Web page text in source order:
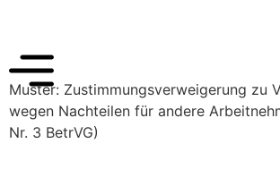
Muster: Zustimmungsverweigerung zu
wegen Nachteilen für andere
Nr. 3 BetrVG)